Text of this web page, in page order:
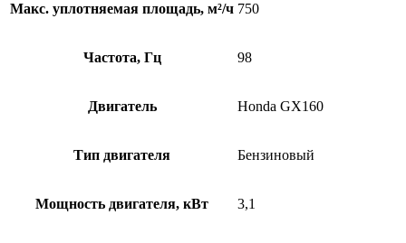
Макс. уплотняемая площадь, м²/ч 750
Частота, Гц 98
Двигатель Honda GX160
Тип двигателя Бензиновый
Мощность двигателя, кВт 3,1